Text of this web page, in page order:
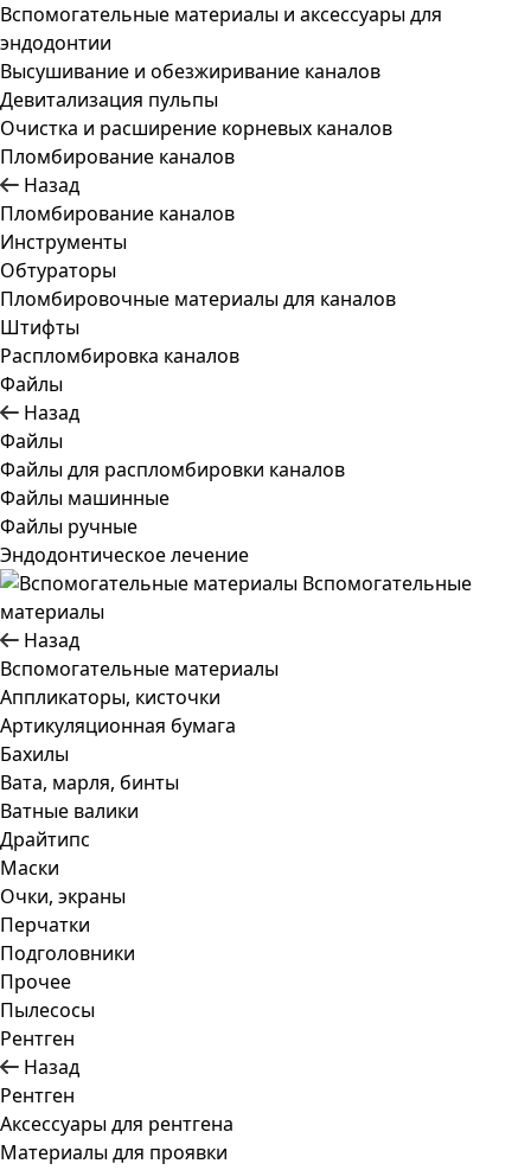
Вспомогательные материалы и аксессуары для
эндодонтии
Высушивание и обезжиривание каналов
Девитализация пульпы
Очистка и расширение корневых каналов
Пломбирование каналов
Назад
Пломбирование каналов
Инструменты
Обтураторы
Пломбировочные материалы для каналов
Штифты
Распломбировка каналов
Файлы
Назад
Файлы
Файлы для распломбировки каналов
Файлы машинные
Файлы ручные
Эндодонтическое лечение
Вспомогательные
материалы
Назад
Вспомогательные материалы
Аппликаторы, кисточки
Артикуляционная бумага
Бахилы
Вата, марля, бинты
Ватные валики
Драйтипс
Маски
Очки, экраны
Перчатки
Подголовники
Прочее
Пылесосы
Рентген
Назад
Рентген
Аксессуары для рентгена
Материалы для проявки